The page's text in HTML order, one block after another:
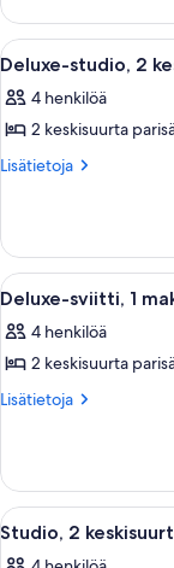
esteetön,
kylpyamme
(Mobility
&
Hearing)
kuvat
2
keskisuurta
parisänkyä,
kylpyamme
(Mobility
Hearing)
Avaa
kaikki
huonetyypin
Deluxe-
studio,
parisänkyä
kuvat
11
Deluxe-studio, 2
4 henkilöä
2 keskisuurta
Lisätietoja
Lisätietoja
2
keskisuurta
parisänkyä
Avaa
kaikki
huonetyypin
Deluxe-
sviitti,
kuvat
12
Deluxe-sviitti, 1
4 henkilöä
2 keskisuurta
Lisätietoja
Lisätietoja
1
makuuhuone
Avaa
kaikki
14
Studio, 2